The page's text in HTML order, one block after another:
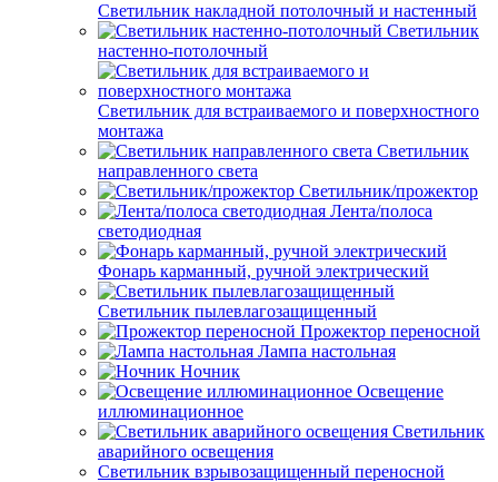
Светильник накладной потолочный и настенный
Светильник
настенно-потолочный
Светильник для встраиваемого и поверхностного
монтажа
Светильник
направленного света
Светильник/прожектор
Лента/полоса
светодиодная
Фонарь карманный, ручной электрический
Светильник пылевлагозащищенный
Прожектор переносной
Лампа настольная
Ночник
Освещение
иллюминационное
Светильник
аварийного освещения
Светильник взрывозащищенный переносной